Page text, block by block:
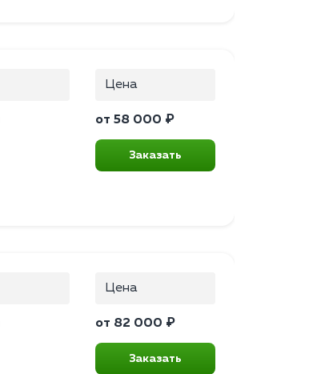
Цена
от 58 000 ₽
Заказать
Цена
от 82 000 ₽
Заказать